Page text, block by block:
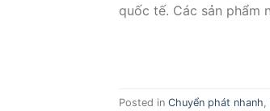
quốc tế. Các sản phẩm
Posted in Chuyển phát nhanh